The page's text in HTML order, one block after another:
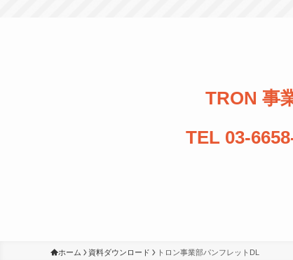
TRON 事
TEL 03-
ホーム 資料ダウンロード トロン事業部パンフレットDL